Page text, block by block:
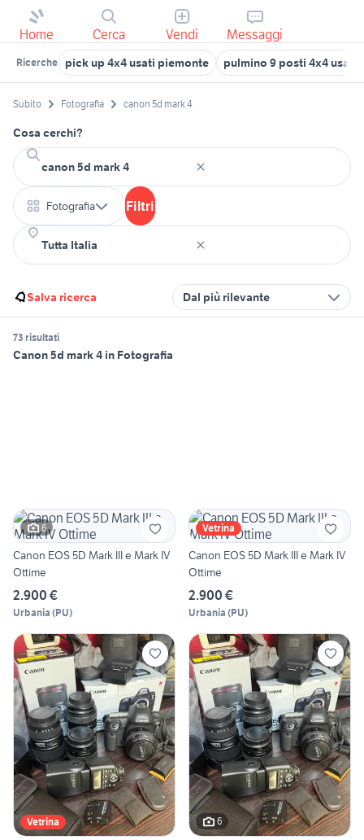
Home Cerca Vendi Messaggi
Ricerche pick up 4x4 usati piemonte pulmino 9 posti 4x4 usato
Subito Fotografia canon 5d mark 4
Cosa cerchi?
Fotografia Filtri
Salva ricerca Dal più rilevante
73 risultati
Canon 5d mark 4 in Fotografia
6
Canon EOS 5D Mark III e Mark IV
Ottime
2.900 €
Urbania (PU)
Vetrina
Canon EOS 5D Mark III e Mark IV
Ottime
2.900 €
Urbania (PU)
Vetrina 6